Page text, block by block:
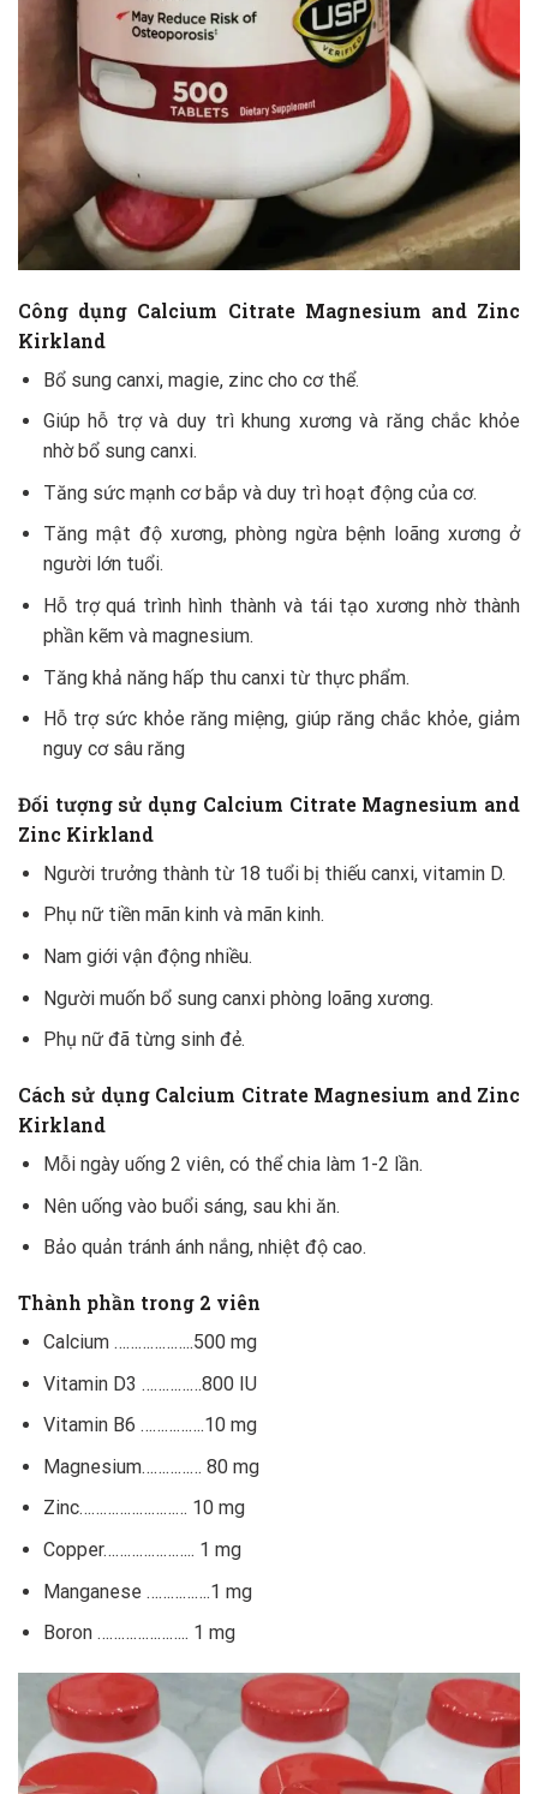
Công dụng Calcium Citrate Magnesium and Zinc
Kirkland
Bổ sung canxi, magie, zinc cho cơ thể.
Giúp hỗ trợ và duy trì khung xương và răng chắc khỏe
nhờ bổ sung canxi.
Tăng sức mạnh cơ bắp và duy trì hoạt động của cơ.
Tăng mật độ xương, phòng ngừa bệnh loãng xương ở
người lớn tuổi.
Hỗ trợ quá trình hình thành và tái tạo xương nhờ thành
phần kẽm và magnesium.
Tăng khả năng hấp thu canxi từ thực phẩm.
Hỗ trợ sức khỏe răng miệng, giúp răng chắc khỏe, giảm
nguy cơ sâu răng
Đối tượng sử dụng Calcium Citrate Magnesium and
Zinc Kirkland
Người trưởng thành từ 18 tuổi bị thiếu canxi, vitamin D.
Phụ nữ tiền mãn kinh và mãn kinh.
Nam giới vận động nhiều.
Người muốn bổ sung canxi phòng loãng xương.
Phụ nữ đã từng sinh đẻ.
Cách sử dụng Calcium Citrate Magnesium and Zinc
Kirkland
Mỗi ngày uống 2 viên, có thể chia làm 1-2 lần.
Nên uống vào buổi sáng, sau khi ăn.
Bảo quản tránh ánh nắng, nhiệt độ cao.
Thành phần trong 2 viên
Calcium ………………..500 mg
Vitamin D3 ……………800 IU
Vitamin B6 …………….10 mg
Magnesium…………… 80 mg
Zinc……………………… 10 mg
Copper………………….. 1 mg
Manganese …………….1 mg
Boron ………………….. 1 mg